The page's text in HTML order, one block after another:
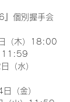
個別握手会
（木）18:00
11:59
（水）
（金）